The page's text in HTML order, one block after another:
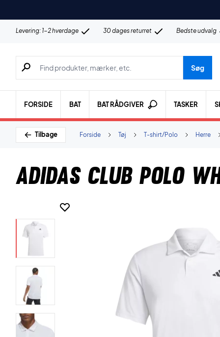
Levering: 1-2 hverdage 30 dages returret Bedste udvalg
Søg efter produkter, mærker etc.
Søg
FORSIDE BAT BAT RÅDGIVER TASKER
Tilbage Herre
T-shirt/Polo
Tøj
Forside
Adidas Club Polo